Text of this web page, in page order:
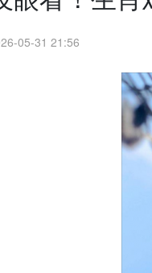
05-31 21:56